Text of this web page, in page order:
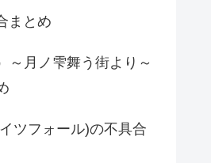
まとめ
～月ノ雫舞う街より～
ツフォール)の不具合